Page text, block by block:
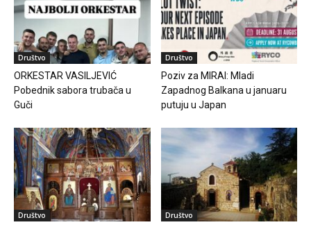
Društvo
ORKESTAR VASILJEVIĆ
Pobednik sabora trubača u
Guči
Društvo
Poziv za MIRAI: Mladi
Zapadnog Balkana u januaru
putuju u Japan
Društvo Društvo